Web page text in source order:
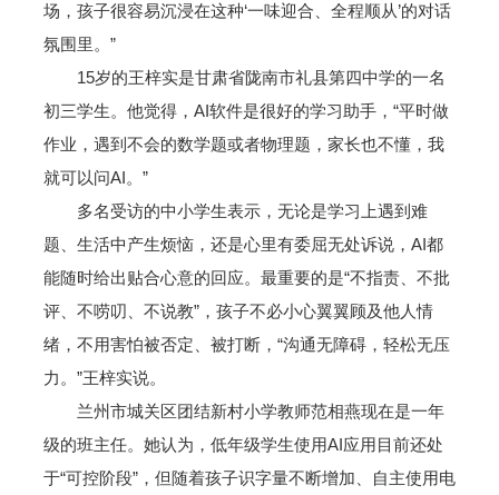
场，孩子很容易沉浸在这种‘一味迎合、全程顺从’的对话
氛围里。”
15岁的王梓实是甘肃省陇南市礼县第四中学的一名
初三学生。他觉得，AI软件是很好的学习助手，“平时做
作业，遇到不会的数学题或者物理题，家长也不懂，我
就可以问AI。”
多名受访的中小学生表示，无论是学习上遇到难
题、生活中产生烦恼，还是心里有委屈无处诉说，AI都
能随时给出贴合心意的回应。最重要的是“不指责、不批
评、不唠叨、不说教”，孩子不必小心翼翼顾及他人情
绪，不用害怕被否定、被打断，“沟通无障碍，轻松无压
力。”王梓实说。
兰州市城关区团结新村小学教师范相燕现在是一年
级的班主任。她认为，低年级学生使用AI应用目前还处
于“可控阶段”，但随着孩子识字量不断增加、自主使用电